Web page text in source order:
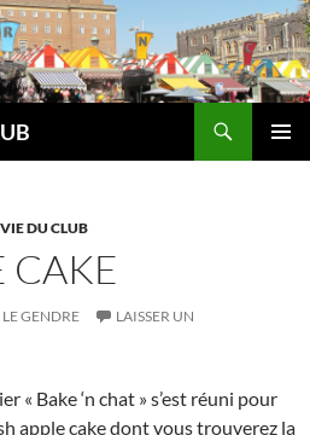
VIE DU CLUB
CAKE
GENDRE
LAISSER UN
« Bake ‘n chat » s’est réuni pour
apple cake dont vous trouverez la